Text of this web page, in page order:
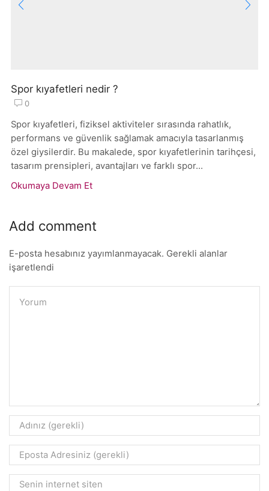
Spor kıyafetleri nedir ?
0
Spor kıyafetleri, fiziksel aktiviteler sırasında rahatlık,
performans ve güvenlik sağlamak amacıyla tasarlanmış
özel giysilerdir. Bu makalede, spor kıyafetlerinin tarihçesi,
tasarım prensipleri, avantajları ve farklı spor...
Okumaya Devam Et
Add comment
E-posta hesabınız yayımlanmayacak. Gerekli alanlar
işaretlendi